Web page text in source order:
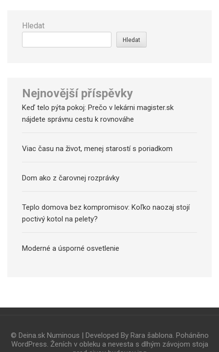
Hledat
Hledat
Nejnovější příspěvky
Keď telo pýta pokoj: Prečo v lekárni magister.sk
nájdete správnu cestu k rovnováhe
Viac času na život, menej starostí s poriadkom
Dom ako z čarovnej rozprávky
Teplo domova bez kompromisov: Koľko naozaj stojí
poctivý kotol na pelety?
Moderné a úsporné osvetlenie
© Deina.sk Numinous | Developed By Rara šablona. Poháněno
WordPress. Ženích v obleku a nevesta s dlhým závojom stoja